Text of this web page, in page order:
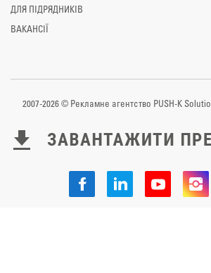
ДЛЯ ПІДРЯДНИКІВ
ВАКАНСІЇ
2007-2026 © Рекламне агентство PUSH-K